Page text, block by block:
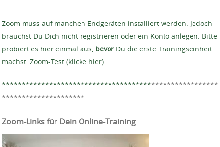
Zoom muss auf manchen Endgeräten installiert werden. Jedoch
brauchst Du Dich nicht registrieren oder ein Konto anlegen. Bitte
probiert es hier einmal aus, bevor Du die erste Trainingseinheit
machst: Zoom-Test (klicke hier)
*******************************************************
*********************
Zoom-Links für Dein Online-Training